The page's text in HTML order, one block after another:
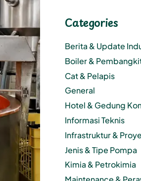
Categories
Berita & Update
Boiler &
Cat & Pelapis
General
Hotel & Gedung
Informasi Teknis
Infrastruktur &
Jenis & Tipe Pompa
Kimia & Petrokimia